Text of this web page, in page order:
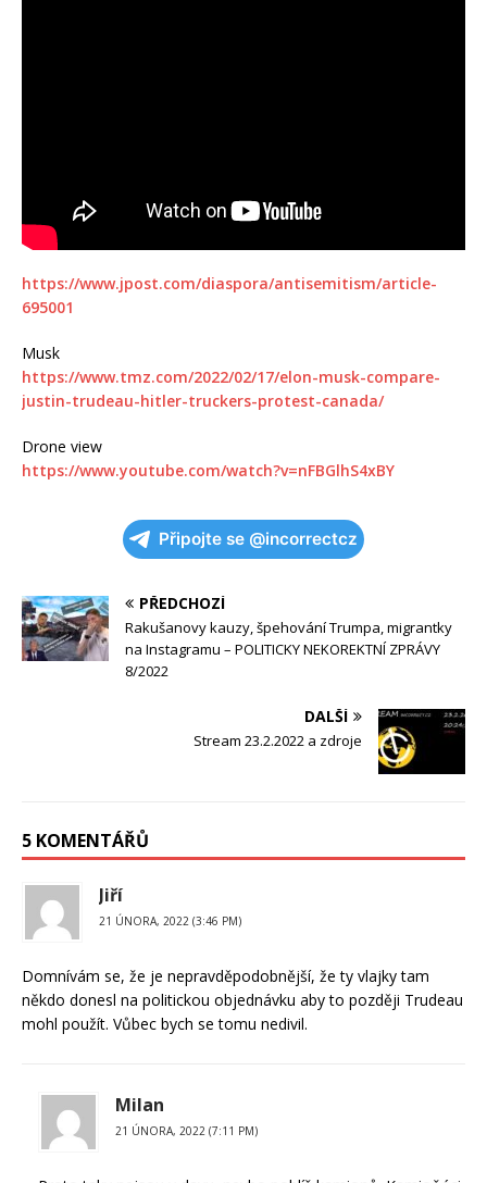
https://www.jpost.com/diaspora/antisemitism/article-
695001
Musk
https://www.tmz.com/2022/02/17/elon-musk-compare-
justin-trudeau-hitler-truckers-protest-canada/
Drone view
https://www.youtube.com/watch?v=nFBGlhS4xBY
Připojte se @incorrectcz
PŘEDCHOZÍ
Rakušanovy kauzy, špehování Trumpa, migrantky
na Instagramu – POLITICKY NEKOREKTNÍ ZPRÁVY
8/2022
DALŠÍ
Stream 23.2.2022 a zdroje
5 KOMENTÁŘŮ
Jiří
21 ÚNORA, 2022 (3:46 PM)
Domnívám se, že je nepravděpodobnější, že ty vlajky tam
někdo donesl na politickou objednávku aby to později Trudeau
mohl použít. Vůbec bych se tomu nedivil.
Milan
21 ÚNORA, 2022 (7:11 PM)